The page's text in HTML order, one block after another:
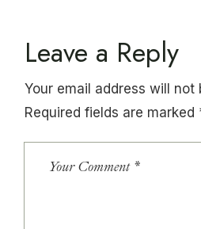
Leave a Reply
Your email address will not
Required fields are marked